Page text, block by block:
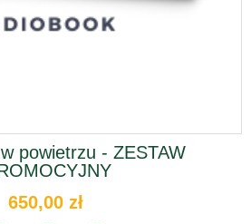
powietrzu - ZESTAW
650,00 zł